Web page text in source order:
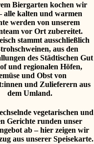
Biergarten kochen wir
alle kalten und warmen
werden von unserem
vor Ort zubereitet.
stammt ausschließlich
aus den
des Städtischen Gut
und regionalen Höfen,
und Obst von
und Zulieferern aus
dem Umland.
vegetarischen und
Gerichte runden unser
ab – hier zeigen wir
aus unserer Speisekarte.